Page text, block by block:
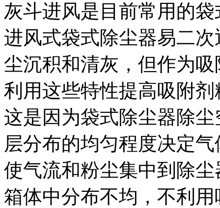
灰斗进风是目前常用的
进风式袋式除尘器易二
尘沉积和清灰，但作为
利用这些特性提高吸附
这是因为袋式除尘器除
层分布的均匀程度决定
使气流和粉尘集中到除
箱体中分布不均，不利